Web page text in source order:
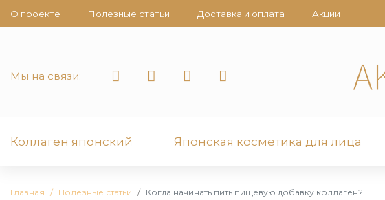
О проекте Полезные статьи Доставка и оплата Акции
Мы на связи:
Коллаген японский Японская косметика для лица
Главная Полезные статьи Когда начинать пить пищевую добавку коллаген?